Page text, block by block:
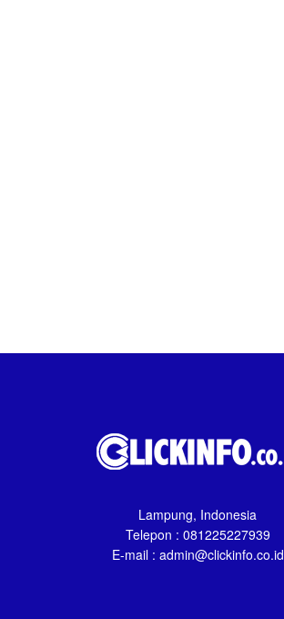
Lampung, Indonesia
Telepon : 081225227939
E-mail : admin@clickinfo.co.id